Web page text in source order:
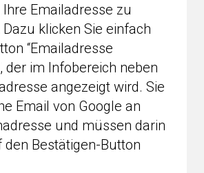
Emailadresse zu
klicken Sie einfach
“Emailadresse
der im Infobereich neben
angezeigt wird. Sie
Email von Google an
und müssen darin
Bestätigen-Button